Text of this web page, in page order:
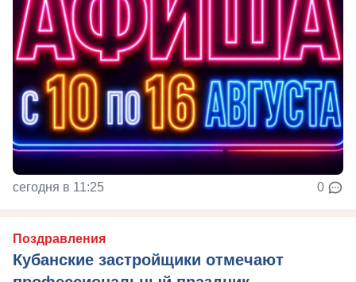
сегодня в 11:25 0
Поздравления
Кубанские застройщики отмечают